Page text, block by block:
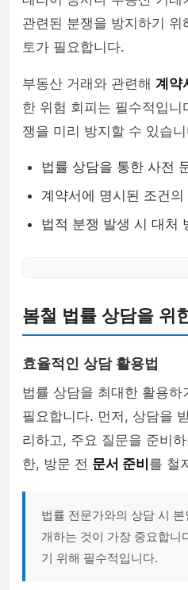
관련된 분쟁을 방지하기
토가 필요합니다.
부동산 거래와 관련해 계약
한 위험 회피는 필수적입니
쟁을 미리 방지할 수 있습
법률 상담을 통한 사전
계약서에 명시된 조건
법적 분쟁 발생 시 대처
봄철 법률 상담을 위
효율적인 상담 활용법
법률 상담을 최대한 활용하
필요합니다. 먼저, 상담을
리하고, 주요 질문을 준비
한, 방문 전 문서 준비 를 철
법률 전문가와의 상담 시
개하는 것이 가장 중요합니
기 위해 필수적입니다.